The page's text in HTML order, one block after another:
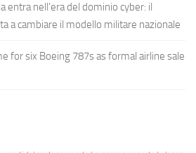
entra nell’era del dominio cyber: il
a cambiare il modello militare nazionale
for six Boeing 787s as formal airline sale